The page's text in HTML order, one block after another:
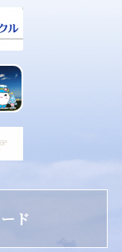
ド